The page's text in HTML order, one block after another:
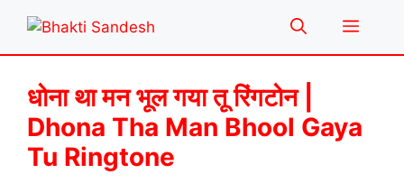
content
Menu
धोना था मन भूल गया तू रिंगटोन |
Dhona Tha Man Bhool Gaya
Tu Ringtone